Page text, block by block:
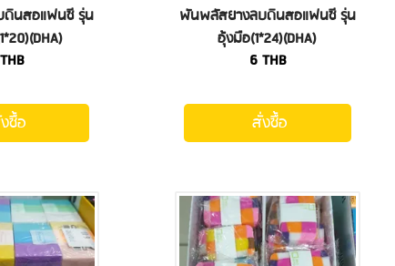
นสอแฟนซี รุ่น
THB
ซื้อ
พันพลัสยางลบดินสอแฟนซี รุ่น
อุ้งมือ(1*24)(DHA)
6THB
สั่งซื้อ